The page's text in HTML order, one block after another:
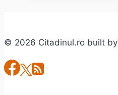
de
© 2026 Citadinul.ro built by